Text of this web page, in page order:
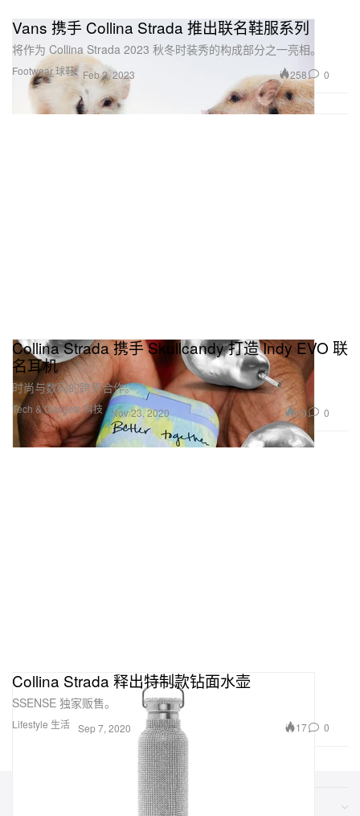
Footwear 球鞋
Vans 携手 Collina Strada 推出联名鞋服系列
将作为 Collina Strada 2023 秋冬时装秀的构成部分之一亮相。
Feb 2, 2023 258 0
Tech & Gadgets 科技
Collina Strada 携手 Skullcandy 打造 Indy EVO 联
名耳机
时尚与数码的跨界合作。
Nov 23, 2020 29 0
Lifestyle 生活
Collina Strada 释出特制款钻面水壶
SSENSE 独家贩售。
Sep 7, 2020 17 0